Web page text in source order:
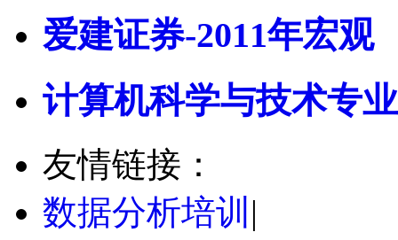
爱建证券-2011年宏观
计算机科学与技术专
友情链接：
数据分析培训 |